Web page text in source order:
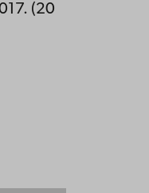
(20